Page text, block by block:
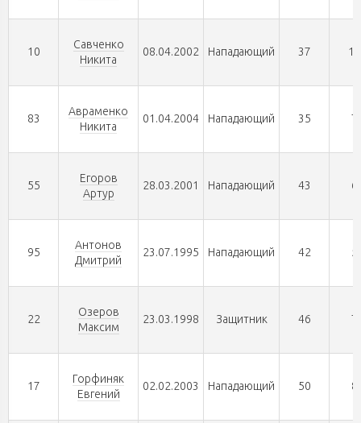
10
Савченко
Никита
08.04.2002 Нападающий 37 11
83
Авраменко
Никита
01.04.2004 Нападающий 35 7
55
Егоров
Артур
28.03.2001 Нападающий 43 6
95
Антонов
Дмитрий
23.07.1995 Нападающий 42 5
22
Озеров
Максим
23.03.1998 Защитник 46 7
17
Горфиняк
Евгений
02.02.2003 Нападающий 50 8